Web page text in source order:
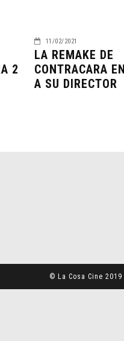
2
11/02/2021
LA REMAKE DE
CONTRACARA
A SU DIRECTOR
© La Cosa Cine